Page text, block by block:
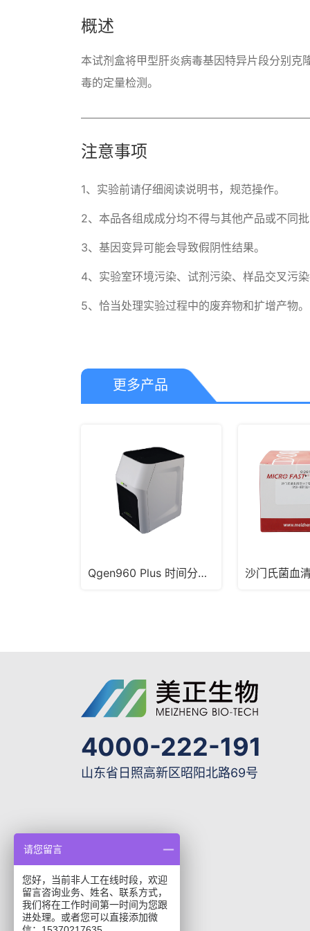
概述
本试剂盒将甲型肝炎病毒基因特异片段分别
毒的定量检测。
注意事项
1、实验前请仔细阅读说明书，规范操作。
2、本品各组成成分均不得与其他产品或不同
3、基因变异可能会导致假阴性结果。
4、实验室环境污染、试剂污染、样品交叉污
5、恰当处理实验过程中的废弃物和扩增产物。
更多产品
Qgen960 Plus 时间分辨定量PCR系统
4000-222-191
山东省日照高新区昭阳北路69号
请您留言
您好，当前非人工在线时段，欢迎
留言咨询业务、姓名、联系方式，
我们将在工作时间第一时间为您跟
进处理。或者您可以直接添加微